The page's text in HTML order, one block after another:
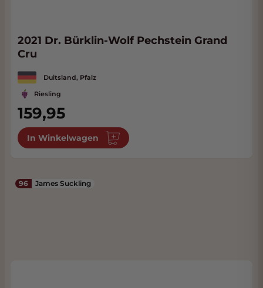
2021 Dr. Bürklin-Wolf Pechstein Grand
Cru
Duitsland, Pfalz
Riesling
159,95
In Winkelwagen
96 James Suckling